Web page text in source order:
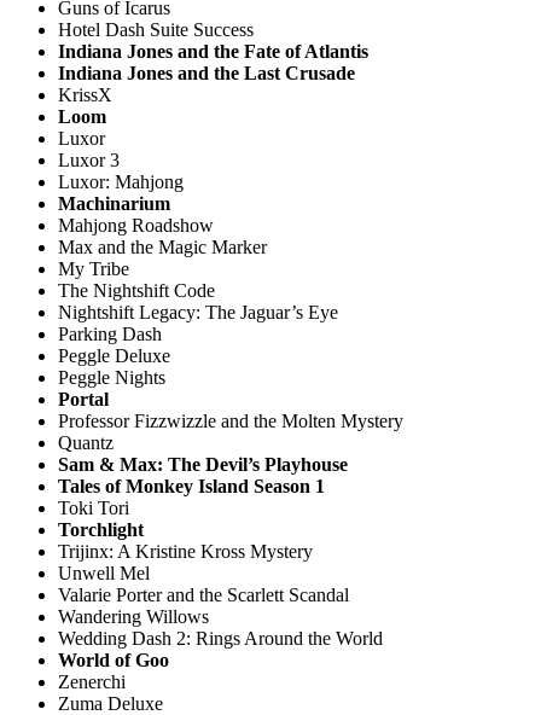
Guns of Icarus
Hotel Dash Suite Success
Indiana Jones and the Fate of Atlantis
Indiana Jones and the Last Crusade
KrissX
Loom
Luxor
Luxor 3
Luxor: Mahjong
Machinarium
Mahjong Roadshow
Max and the Magic Marker
My Tribe
The Nightshift Code
Nightshift Legacy: The Jaguar’s Eye
Parking Dash
Peggle Deluxe
Peggle Nights
Portal
Professor Fizzwizzle and the Molten Mystery
Quantz
Sam & Max: The Devil’s Playhouse
Tales of Monkey Island Season 1
Toki Tori
Torchlight
Trijinx: A Kristine Kross Mystery
Unwell Mel
Valarie Porter and the Scarlett Scandal
Wandering Willows
Wedding Dash 2: Rings Around the World
World of Goo
Zenerchi
Zuma Deluxe